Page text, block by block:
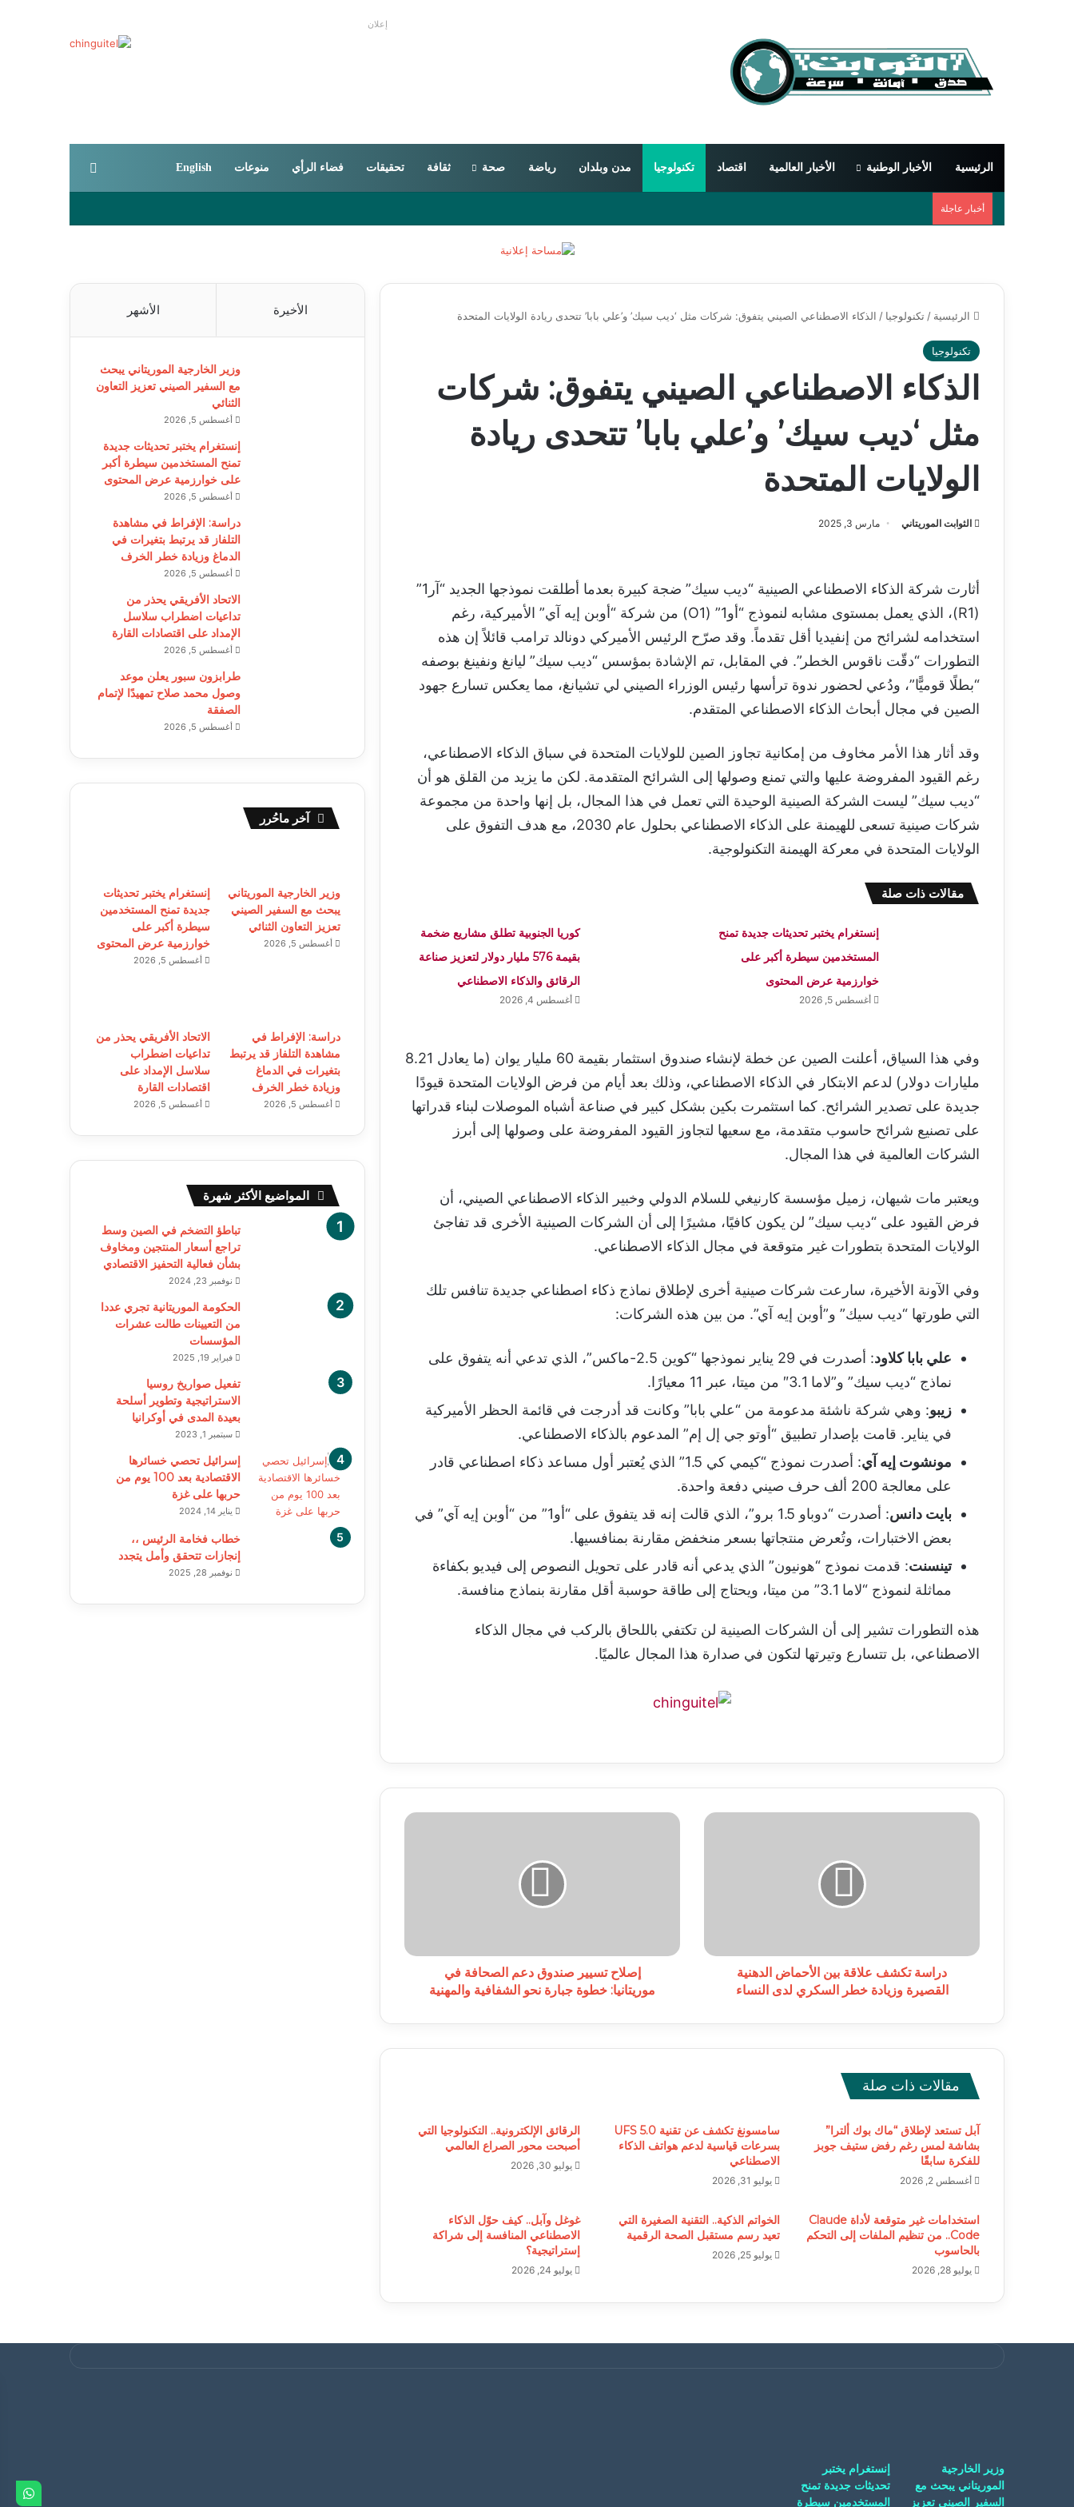
إعلان
الرئيسية الأخبار الوطنية الأخبار العالمية اقتصاد تكنولوجيا مدن وبلدان رياضة صحة ثقافة تحقيقات فضاء الرأي منوعات English
أخبار عاجلة
الرئيسية / تكنولوجيا / الذكاء الاصطناعي الصيني يتفوق: شركات مثل ‘ديب سيك’ و’علي بابا’ تتحدى ريادة الولايات المتحدة
تكنولوجيا
الذكاء الاصطناعي الصيني يتفوق: شركات
مثل ‘ديب سيك’ و’علي بابا’ تتحدى ريادة
الولايات المتحدة
الثوابت الموريتاني مارس 3, 2025
أثارت شركة الذكاء الاصطناعي الصينية “ديب سيك” ضجة كبيرة بعدما أطلقت نموذجها الجديد “آر1”
(R1)، الذي يعمل بمستوى مشابه لنموذج “أو1” (O1) من شركة “أوبن إيه آي” الأميركية، رغم
استخدامه لشرائح من إنفيديا أقل تقدماً. وقد صرّح الرئيس الأميركي دونالد ترامب قائلاً إن هذه
التطورات “دقّت ناقوس الخطر”. في المقابل، تم الإشادة بمؤسس “ديب سيك” ليانغ ونفينغ بوصفه
“بطلًا قوميًّا”، ودُعي لحضور ندوة ترأسها رئيس الوزراء الصيني لي تشيانغ، مما يعكس تسارع جهود
الصين في مجال أبحاث الذكاء الاصطناعي المتقدم.
وقد أثار هذا الأمر مخاوف من إمكانية تجاوز الصين للولايات المتحدة في سباق الذكاء الاصطناعي،
رغم القيود المفروضة عليها والتي تمنع وصولها إلى الشرائح المتقدمة. لكن ما يزيد من القلق هو أن
“ديب سيك” ليست الشركة الصينية الوحيدة التي تعمل في هذا المجال، بل إنها واحدة من مجموعة
شركات صينية تسعى للهيمنة على الذكاء الاصطناعي بحلول عام 2030، مع هدف التفوق على
الولايات المتحدة في معركة الهيمنة التكنولوجية.
مقالات ذات صلة
إنستغرام يختبر تحديثات جديدة تمنح
المستخدمين سيطرة أكبر على
خوارزمية عرض المحتوى
أغسطس 5, 2026
كوريا الجنوبية تطلق مشاريع ضخمة
بقيمة 576 مليار دولار لتعزيز صناعة
الرقائق والذكاء الاصطناعي
أغسطس 4, 2026
وفي هذا السياق، أعلنت الصين عن خطة لإنشاء صندوق استثمار بقيمة 60 مليار يوان (ما يعادل 8.21
مليارات دولار) لدعم الابتكار في الذكاء الاصطناعي، وذلك بعد أيام من فرض الولايات المتحدة قيودًا
جديدة على تصدير الشرائح. كما استثمرت بكين بشكل كبير في صناعة أشباه الموصلات لبناء قدراتها
على تصنيع شرائح حاسوب متقدمة، مع سعيها لتجاوز القيود المفروضة على وصولها إلى أبرز
الشركات العالمية في هذا المجال.
ويعتبر مات شيهان، زميل مؤسسة كارنيغي للسلام الدولي وخبير الذكاء الاصطناعي الصيني، أن
فرض القيود على “ديب سيك” لن يكون كافيًا، مشيرًا إلى أن الشركات الصينية الأخرى قد تفاجئ
الولايات المتحدة بتطورات غير متوقعة في مجال الذكاء الاصطناعي.
وفي الآونة الأخيرة، سارعت شركات صينية أخرى لإطلاق نماذج ذكاء اصطناعي جديدة تنافس تلك
التي طورتها “ديب سيك” و”أوبن إيه آي”. من بين هذه الشركات:
علي بابا كلاود
: أصدرت في 29 يناير نموذجها “كوين 2.5-ماكس”، الذي تدعي أنه يتفوق على
نماذج “ديب سيك” و”لاما 3.1″ من ميتا، عبر 11 معيارًا.
زيبو: وهي شركة ناشئة مدعومة من “علي بابا” وكانت قد أدرجت في قائمة الحظر الأميركية
في يناير. قامت بإصدار تطبيق “أوتو جي إل إم” المدعوم بالذكاء الاصطناعي.
مونشوت إيه آي
: أصدرت نموذج “كيمي كي 1.5” الذي يُعتبر أول مساعد ذكاء اصطناعي قادر
على معالجة 200 ألف حرف صيني دفعة واحدة.
بايت دانس
: أصدرت “دوباو 1.5 برو”، الذي قالت إنه قد يتفوق على “أو1” من “أوبن إيه آي” في
بعض الاختبارات، وتُعرض منتجاتها بسعر منخفض مقارنة بمنافسيها.
تينسنت: قدمت نموذج “هونيون” الذي يدعي أنه قادر على تحويل النصوص إلى فيديو بكفاءة
مماثلة لنموذج “لاما 3.1” من ميتا، ويحتاج إلى طاقة حوسبة أقل مقارنة بنماذج منافسة.
هذه التطورات تشير إلى أن الشركات الصينية لن تكتفي باللحاق بالركب في مجال الذكاء
الاصطناعي، بل تتسارع وتيرتها لتكون في صدارة هذا المجال عالميًا.
دراسة
خطر
السكريدراسة تكشف علاقة بين الأحماض الدهنية
القصيرة وزيادة خطر السكري لدى النساء
إصلاح
جبارة
الشفافية
إصلاح تسيير صندوق دعم الصحافة في
موريتانيا: خطوة جبارة نحو الشفافية والمهنية
مقالات ذات صلة
آبل تستعد لإطلاق “ماك بوك ألترا”
بشاشة لمس رغم رفض ستيف جوبز
للفكرة سابقًا
أغسطس 2, 2026
سامسونغ تكشف عن تقنية UFS 5.0
بسرعات قياسية لدعم هواتف الذكاء
الاصطناعي
يوليو 31, 2026
الرقائق الإلكترونية.. التكنولوجيا التي
أصبحت محور الصراع العالمي
يوليو 30, 2026
استخدامات غير متوقعة لأداة Claude
Code.. من تنظيم الملفات إلى التحكم
بالحاسوب
يوليو 28, 2026
الخواتم الذكية.. التقنية الصغيرة التي
تعيد رسم مستقبل الصحة الرقمية
يوليو 25, 2026
غوغل وآبل.. كيف حوّل الذكاء
الاصطناعي المنافسة إلى شراكة
إستراتيجية؟
يوليو 24, 2026
الأخيرة الأشهر
وزير الخارجية الموريتاني يبحث
مع السفير الصيني تعزيز التعاون
الثنائي
أغسطس 5, 2026
إنستغرام يختبر تحديثات جديدة
تمنح المستخدمين سيطرة أكبر
على خوارزمية عرض المحتوى
أغسطس 5, 2026
دراسة: الإفراط في مشاهدة
التلفاز قد يرتبط بتغيرات في
الدماغ وزيادة خطر الخرف
أغسطس 5, 2026
الاتحاد الأفريقي يحذر من
تداعيات اضطراب سلاسل
الإمداد على اقتصادات القارة
أغسطس 5, 2026
طرابزون سبور يعلن موعد
وصول محمد صلاح تمهيدًا لإتمام
الصفقة
أغسطس 5, 2026
آخر ماحُرر
وزير الخارجية الموريتاني
يبحث مع السفير الصيني
تعزيز التعاون الثنائي
أغسطس 5, 2026
إنستغرام يختبر تحديثات
جديدة تمنح المستخدمين
سيطرة أكبر على
خوارزمية عرض المحتوى
أغسطس 5, 2026
دراسة: الإفراط في
مشاهدة التلفاز قد يرتبط
بتغيرات في الدماغ
وزيادة خطر الخرف
أغسطس 5, 2026
الاتحاد الأفريقي يحذر من
تداعيات اضطراب
سلاسل الإمداد على
اقتصادات القارة
أغسطس 5, 2026
المواضيع الأكثر شهرة
تباطؤ التضخم في الصين وسط
تراجع أسعار المنتجين ومخاوف
بشأن فعالية التحفيز الاقتصادي
نوفمبر 23, 2024
الحكومة الموريتانية تجري عددا
من التعيينات طالت عشرات
المؤسسات
فبراير 19, 2025
تفعيل صواريخ روسيا
الاستراتيجية وتطوير أسلحة
بعيدة المدى في أوكرانيا
سبتمبر 1, 2023
إسرائيل تحصي خسائرها
الاقتصادية بعد 100 يوم من
حربها على غزة
يناير 14, 2024
خطاب فخامة الرئيس ،،
إنجازات تتحقق وأمل يتجدد
نوفمبر 28, 2025
وزير الخارجية
الموريتاني يبحث مع
السفير الصيني تعزيز
إنستغرام يختبر
تحديثات جديدة تمنح
المستخدمين سيطرة